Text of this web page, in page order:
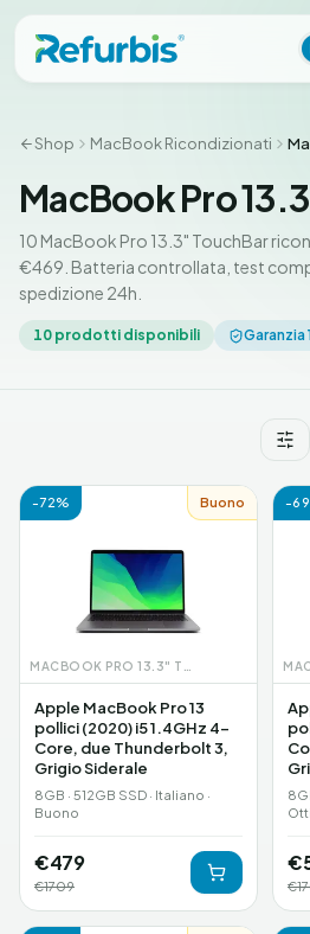
Shop MacBook Ricondizionati
MacBook Pro
10 MacBook Pro 13.3" TouchBar
€469. Batteria controllata, test
spedizione 24h.
10 prodotti disponibili Garanzia
Prodotti MacBook Pro 13.3"
-72% Buono
Apple MacBook Pro 13
pollici (2020) i5 1.4GHz 4-
Core, due Thunderbolt 3,
Grigio Siderale
8GB · 512GB SSD · Italiano ·
Buono
€479
€1709
-69
€
€